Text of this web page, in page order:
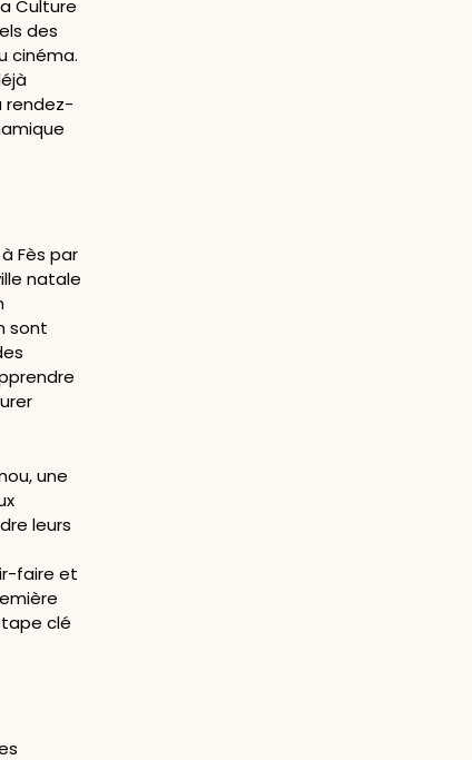
Culture
des
cinéma.
rendez-
Fès par
natale
sont
une
leurs
faire et
clé